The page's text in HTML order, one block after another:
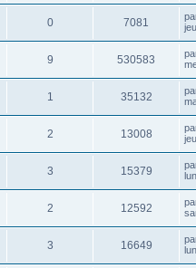
0 7081
9 530583
1 35132
2 13008
3 15379
2 12592
3 16649